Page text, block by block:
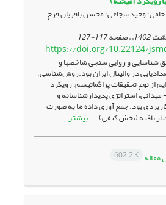
وحید شجاعی؛ محسن باقریان فرح
117-127
https://doi.org/10.22124/
و روایی سنجی شاخصها و
در والیبال ایران بود.روش‌شناسی:
از نوع تحقیقات پراگماتیسم، رویکرد
استراتژی پدیدارشناسانه و
بود. جمع آوری داده ها به صورت
یافته (بخش کیفی) ... بیشتر
602.2 K